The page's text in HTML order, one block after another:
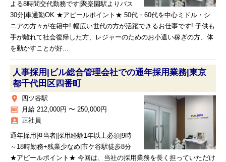
よる8時間交代勤務です|聚楽園駅よりバス
30分|車通勤OK ★アピールポイント★ 50代・60代を中心ミドル・シ
ニアの方々が在籍中! 幅広い世代の方が活躍できるお仕事です! 子供も
手が離れて社会復帰した方、レジャーのためのお小遣い稼ぎの方、体
を動かすことが好...
人事採用|ビル総合管理会社での通年採用業務|東京
都千代田区四番町
place 四ツ谷駅
money 月給 212,000円 〜 250,000円
assignment_ind 正社員
通年採用担当者|採用経験1年以上必須|9時
～18時勤務+残業少なめ|市ケ谷駅徒歩8分
★アピールポイント★ 今回は、当社の採用業務を長く担っていただけ